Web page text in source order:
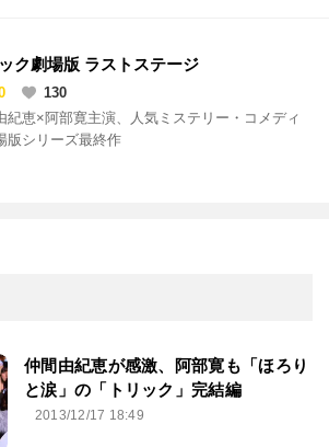
ク劇場版 ラストステージ
130
紀恵×阿部寛主演、人気ミステリー・コメディ
版シリーズ最終作
仲間由紀恵が感激、阿部寛も「ほろり
と涙」の「トリック」完結編
2013/12/17 18:49